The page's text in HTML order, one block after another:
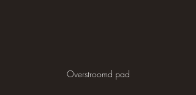
Overstroomd pad